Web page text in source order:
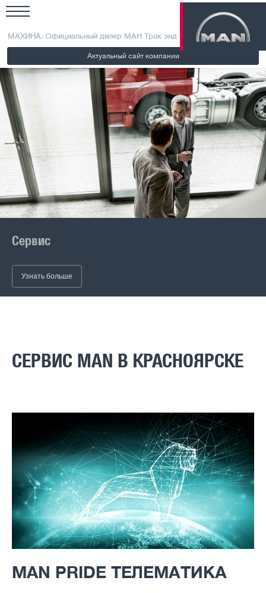
МАХИНА. Официальный дилер МАН Трак энд Бас РУС
Актуальный сайт компании
Сервис
Узнать больше
СЕРВИС MAN В КРАСНОЯРСКЕ
MAN PRIDE ТЕЛЕМАТИКА